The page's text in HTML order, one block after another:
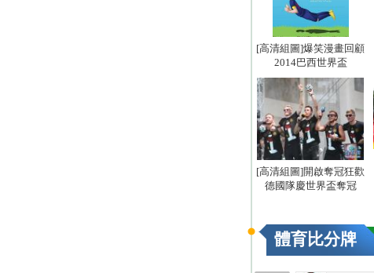
[高清組圖]爆笑漫畫回顧
2014巴西世界盃
[高清組圖]開啟奪冠狂歡
德國隊慶世界盃奪冠
體育比分牌